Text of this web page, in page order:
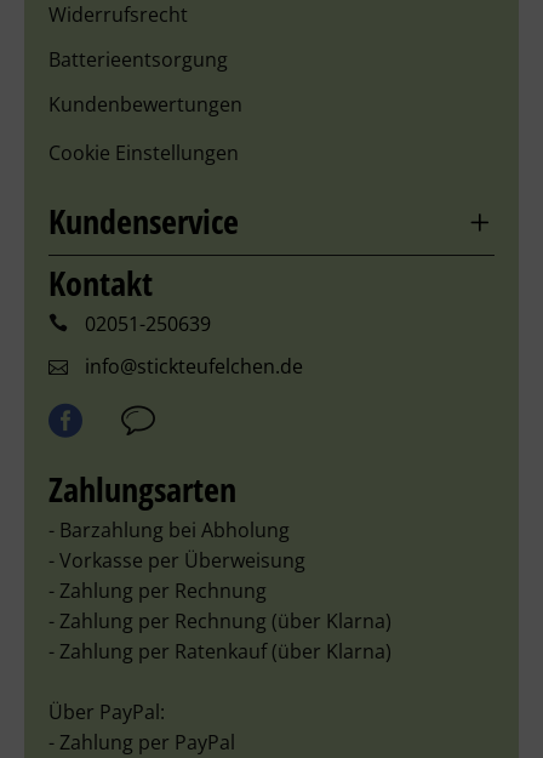
Widerrufsrecht
Batterieentsorgung
Kundenbewertungen
Cookie Einstellungen
Kundenservice
Kontakt
02051-250639
info@stickteufelchen.de
Zahlungsarten
- Barzahlung bei Abholung
- Vorkasse per Überweisung
- Zahlung per Rechnung
- Zahlung per Rechnung (über Klarna)
- Zahlung per Ratenkauf (über Klarna)
Über PayPal:
- Zahlung per PayPal